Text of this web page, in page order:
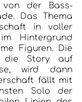
von der Bass-
Das Thema
in voller
Hintergrund
Figuren. Die
die Story auf
wird dann
fällt mit
Solo der